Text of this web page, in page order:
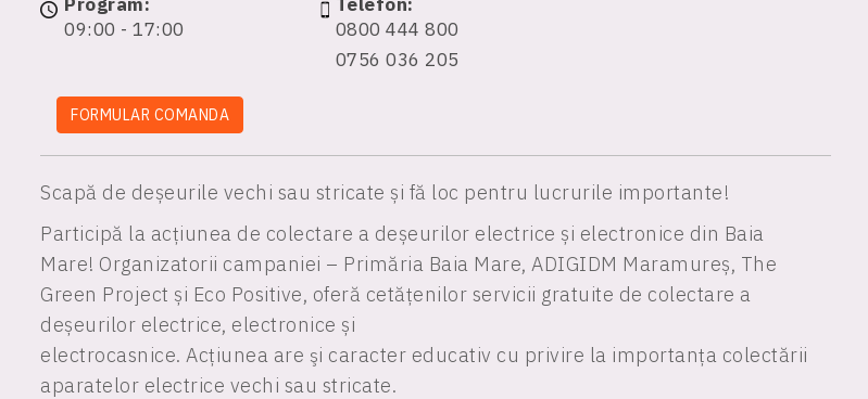
09:00 - 17:00
0800 444 800
0756 036 205
FORMULAR COMANDA
Scapă de deșeurile vechi sau stricate și fă loc pentru lucrurile importante!
Participă la acțiunea de colectare a deșeurilor electrice și electronice din Baia
Mare! Organizatorii campaniei – Primăria Baia Mare, ADIGIDM Maramureș, The
Green Project și Eco Positive, oferă cetățenilor servicii gratuite de colectare a
deșeurilor electrice, electronice și
electrocasnice. Acțiunea are şi caracter educativ cu privire la importanța colectării
aparatelor electrice vechi sau stricate.